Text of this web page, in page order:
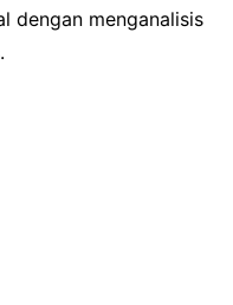
dengan menganalisis